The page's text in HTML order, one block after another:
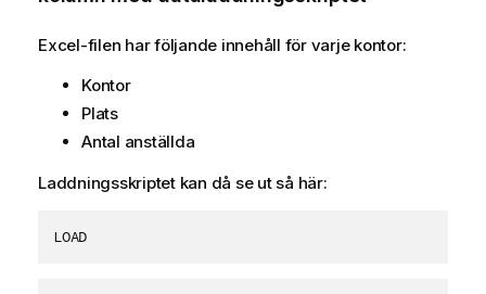
Excel-filen har följande innehåll för varje kontor:
Kontor
Plats
Antal anställda
Laddningsskriptet kan då se ut så här:
LOAD